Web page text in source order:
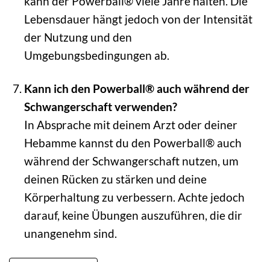
Lebensdauer hängt jedoch von der Intensität
der Nutzung und den
Umgebungsbedingungen ab.
Kann ich den Powerball® auch während der
Schwangerschaft verwenden?
In Absprache mit deinem Arzt oder deiner
Hebamme kannst du den Powerball® auch
während der Schwangerschaft nutzen, um
deinen Rücken zu stärken und deine
Körperhaltung zu verbessern. Achte jedoch
darauf, keine Übungen auszuführen, die dir
unangenehm sind.